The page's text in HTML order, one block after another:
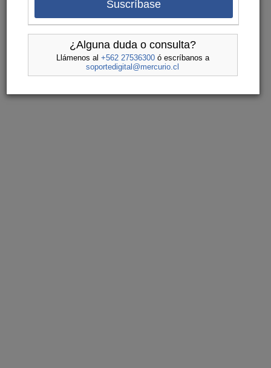
Suscríbase
¿Alguna duda o consulta?
Llámenos al +562 27536300ó escríbanos a
soportedigital@mercurio.cl